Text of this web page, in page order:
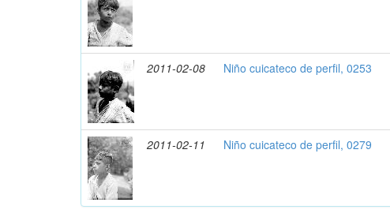
2011-02-08 Niño cuicateco de perfil, 0253
2011-02-11 Niño cuicateco de perfil, 0279